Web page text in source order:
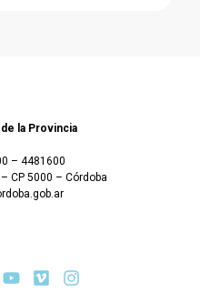
la Provincia
– 4481600
CP 5000 – Córdoba